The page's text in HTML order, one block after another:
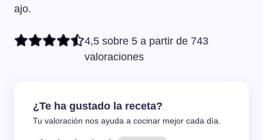
ajo.
4,5 sobre 5 a partir de 743
valoraciones
¿Te ha gustado la receta?
Tu valoración nos ayuda a cocinar mejor cada día.